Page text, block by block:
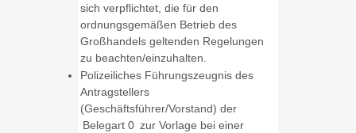
sich verpflichtet, die für den
ordnungsgemäßen Betrieb des
Großhandels geltenden Regelungen
zu beachten/einzuhalten.
Polizeiliches Führungszeugnis des
Antragstellers
(Geschäftsführer/Vorstand) der
Belegart 0 zur Vorlage bei einer